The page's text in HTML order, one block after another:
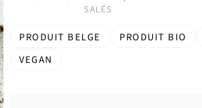
SALÉS
PRODUIT BELGE PRODUIT BIO
VEGAN